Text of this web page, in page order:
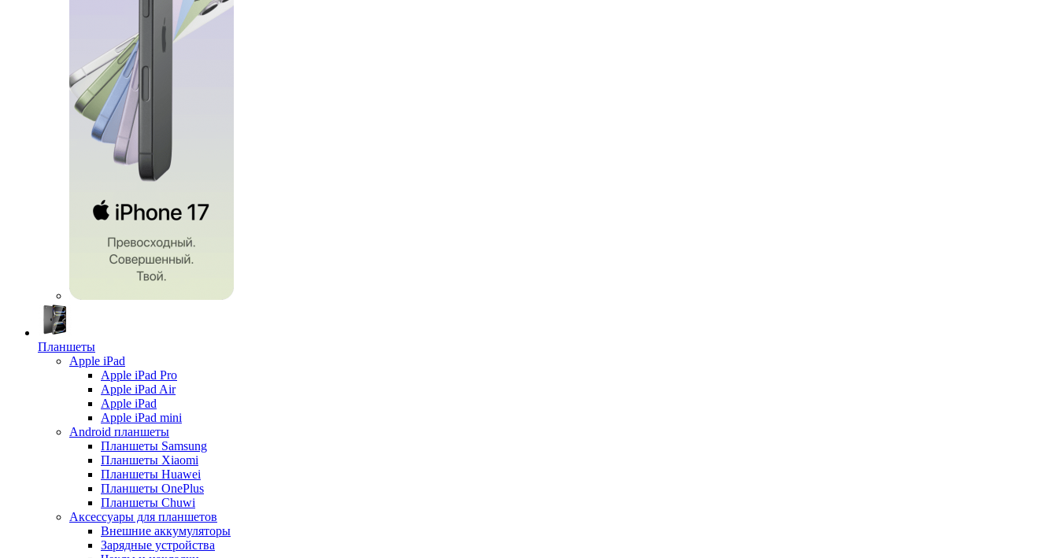
Планшеты
Apple iPad
Apple iPad Pro
Apple iPad Air
Apple iPad
Apple iPad mini
Android планшеты
Планшеты Samsung
Планшеты Xiaomi
Планшеты Huawei
Планшеты OnePlus
Планшеты Chuwi
Аксессуары для планшетов
Внешние аккумуляторы
Зарядные устройства